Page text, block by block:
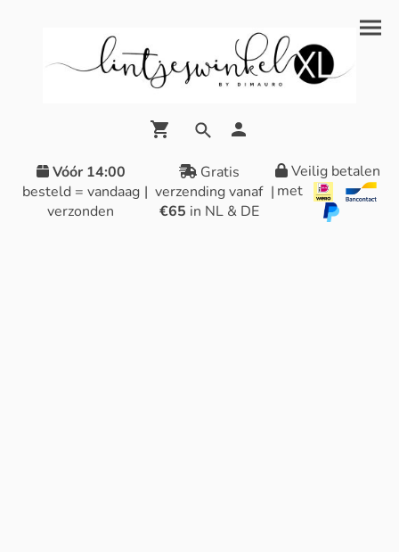
Vóór 14:00
besteld = vandaag
verzonden
|
Gratis
verzending vanaf
€65 in NL & DE
|
Veilig betalen
met